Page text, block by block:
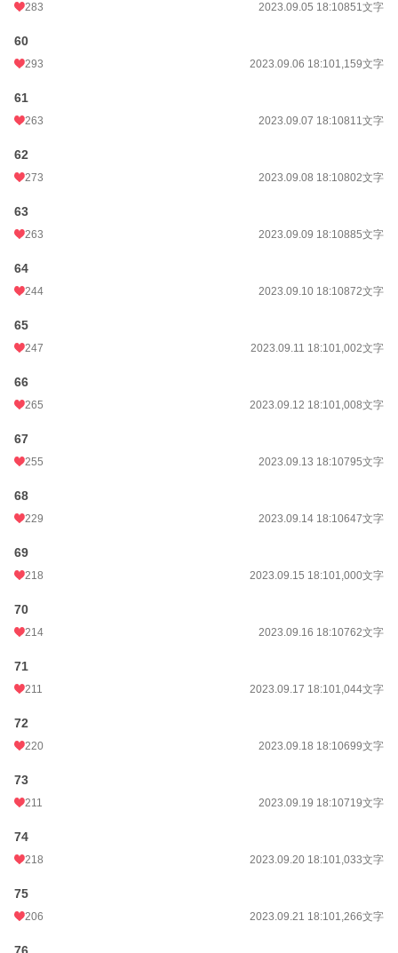
283 2023.09.05 18:10851文字
60
293 2023.09.06 18:101,159文字
61
263 2023.09.07 18:10811文字
62
273 2023.09.08 18:10802文字
63
263 2023.09.09 18:10885文字
64
244 2023.09.10 18:10872文字
65
247 2023.09.11 18:101,002文字
66
265 2023.09.12 18:101,008文字
67
255 2023.09.13 18:10795文字
68
229 2023.09.14 18:10647文字
69
218 2023.09.15 18:101,000文字
70
214 2023.09.16 18:10762文字
71
211 2023.09.17 18:101,044文字
72
220 2023.09.18 18:10699文字
73
211 2023.09.19 18:10719文字
74
218 2023.09.20 18:101,033文字
75
206 2023.09.21 18:101,266文字